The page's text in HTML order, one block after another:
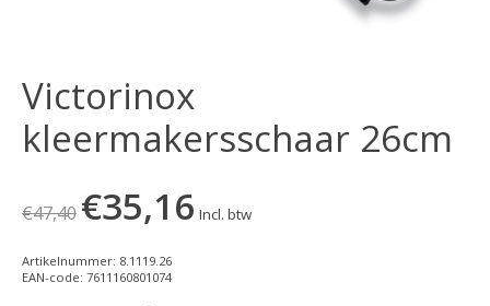
Victorinox
kleermakersschaar 26cm
€47,40 €35,16 Incl. btw
Artikelnummer: 8.1119.26
EAN-code: 7611160801074